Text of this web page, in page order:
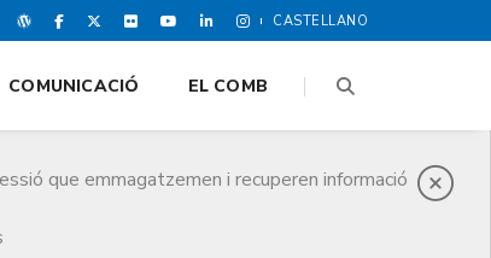
CASTELLANO
que emmagatzemen i recuperen informació
COMUNICACIÓ EL COMB